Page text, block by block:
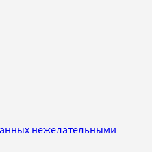
нежелательными